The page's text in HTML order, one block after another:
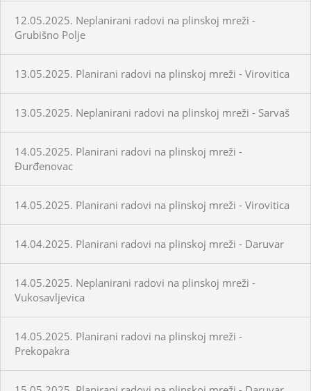
12.05.2025. Neplanirani radovi na plinskoj mreži -
Grubišno Polje
13.05.2025. Planirani radovi na plinskoj mreži - Virovitica
13.05.2025. Neplanirani radovi na plinskoj mreži - Sarvaš
14.05.2025. Planirani radovi na plinskoj mreži -
Đurđenovac
14.05.2025. Planirani radovi na plinskoj mreži - Virovitica
14.04.2025. Planirani radovi na plinskoj mreži - Daruvar
14.05.2025. Neplanirani radovi na plinskoj mreži -
Vukosavljevica
14.05.2025. Planirani radovi na plinskoj mreži -
Prekopakra